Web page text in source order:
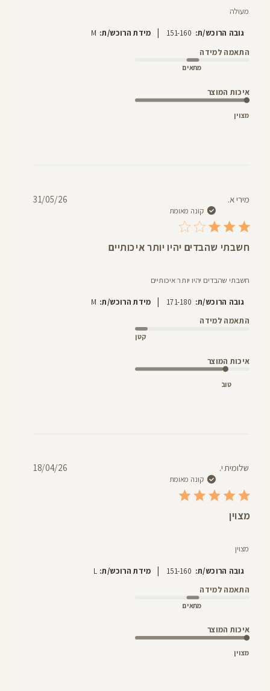
מעולה
גובה הרוכש/ת: 151-160 מידת הרוכש/ת: M
התאמה למידה
מתאים
איכות המוצר
מצוין
מירי א.
קונה מאומת
חשבתי שהבדים יהיו יותר איכותיים
חשבתי שהבדים יהיו יותר איכותיים
גובה הרוכש/ת: 171-180
| מידת הרוכש/ת: M
התאמה למידה
קטן
איכות המוצר
טוב
תאריך31/05/26
שלומית י.
קונה מאומת
מצוין
מצוין
גובה הרוכש/ת: 151-160
| מידת הרוכש/ת: L
התאמה למידה
מתאים
איכות המוצר
מצוין
תאריך18/04/26